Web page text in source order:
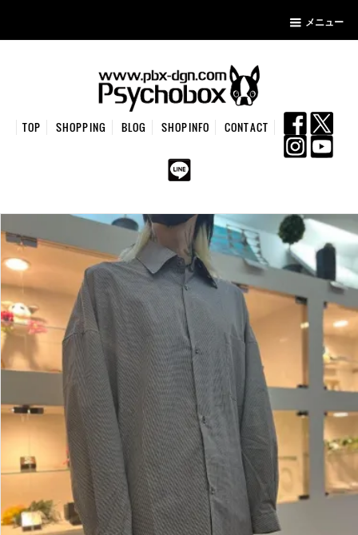
メニュー
TOP SHOPPING BLOG SHOPINFO CONTACT